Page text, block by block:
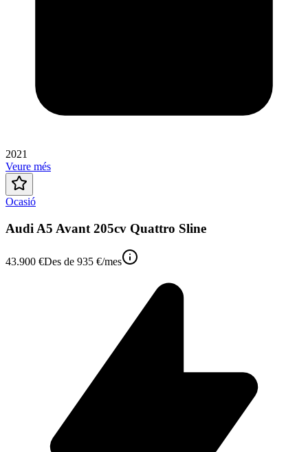
2021
Veure més
Ocasió
Audi A5 Avant 205cv Quattro Sline
43.900 €Des de 935 €/mes